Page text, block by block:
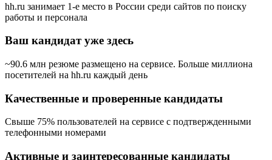
hh.ru занимает 1-е место в России среди сайтов по поиску
работы и персонала
Ваш кандидат уже здесь
~90.6 млн резюме размещено на сервисе. Больше миллиона
посетителей на hh.ru каждый день
Качественные и проверенные кандидаты
Свыше 75% пользователей на сервисе с подтвержденными
телефонными номерами
Активные и заинтересованные кандидаты